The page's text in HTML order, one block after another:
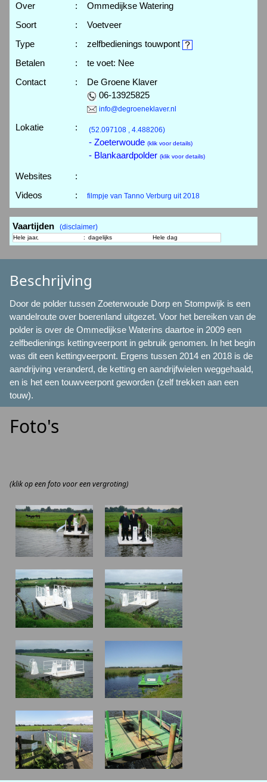
Over
:
Ommedijkse Watering
Soort
:
Voetveer
Type
:
zelfbedienings touwpont
Betalen
:
te voet: Nee
Contact
:
De Groene Klaver
06-13925825
info@degroeneklaver.nl
Lokatie : (52.097108 , 4.488206)
- Zoeterwoude (klik voor details)
- Blankaardpolder (klik voor details)
Websites
:
Videos
: filmpje van Tanno Verburg uit 2018
Vaartijden (disclaimer)
Hele jaar, : dagelijks Hele dag
Beschrijving
Door de polder tussen Zoeterwoude Dorp en Stompwijk is een
wandelroute over boerenland uitgezet. Voor het bereiken van de
polder is over de Ommedijkse Waterins daartoe in 2009 een
zelfbedienings kettingveerpont in gebruik genomen. In het begin
was dit een kettingveerpont. Ergens tussen 2014 en 2018 is de
aandrijving veranderd, de ketting en aandrijfwielen weggehaald,
en is het een touwveerpont geworden (zelf trekken aan een
touw).
Foto's
(klik op een foto voor een vergroting)